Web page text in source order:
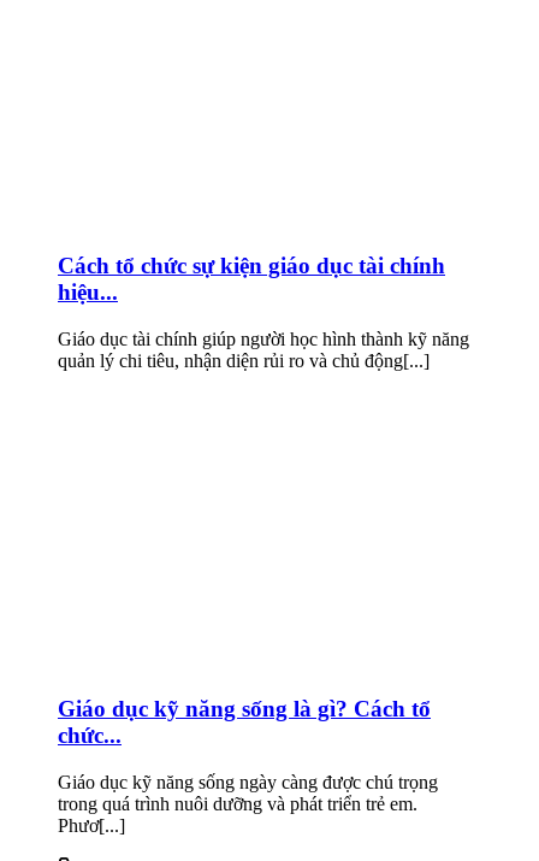
Cách tổ chức sự kiện giáo dục tài chính
hiệu...
Giáo dục tài chính giúp người học hình thành kỹ năng
quản lý chi tiêu, nhận diện rủi ro và chủ động[...]
Giáo dục kỹ năng sống là gì? Cách tổ
chức...
Giáo dục kỹ năng sống ngày càng được chú trọng
trong quá trình nuôi dưỡng và phát triển trẻ em.
Phươ[...]